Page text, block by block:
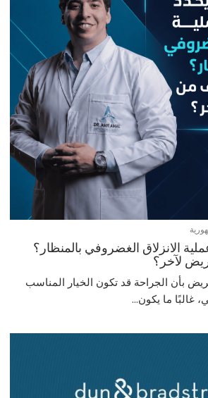
الانزلاق الغضروفي بالمنظار؟
لآخر؟
بأن الجراحة قد تكون الخيار المناسب
غالبًا ما يكون...